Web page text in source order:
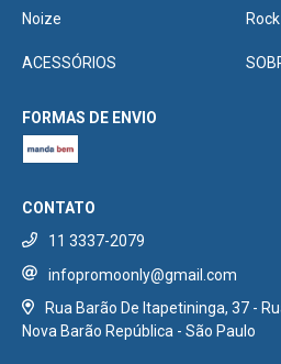
Noize
ACESSÓRIOS
FORMAS DE ENVIO
CONTATO
11 3337-2079
infopromoonly@gmail.com
Rua Barão De Itapetininga, 37 -
Nova Barão República - São Paulo